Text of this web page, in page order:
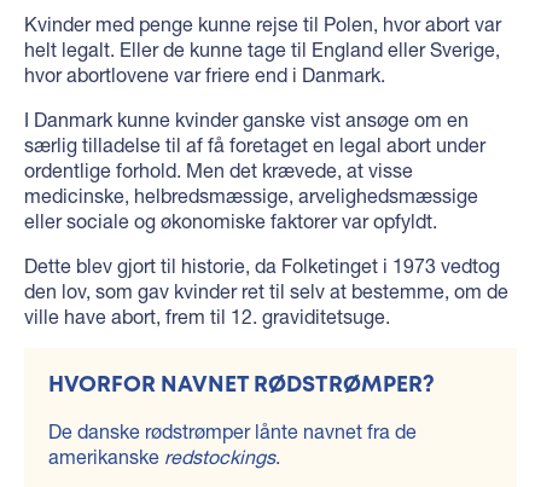
HVORFOR NAVNET RØDSTRØMPER?
De danske rødstrømper lånte navnet fra de
amerikanske redstockings.
Kvinder med penge kunne rejse til Polen, hvor abort var
helt legalt. Eller de kunne tage til England eller Sverige,
hvor abortlovene var friere end i Danmark.
I Danmark kunne kvinder ganske vist ansøge om en
særlig tilladelse til af få foretaget en legal abort under
ordentlige forhold. Men det krævede, at visse
medicinske, helbredsmæssige, arvelighedsmæssige
eller sociale og økonomiske faktorer var opfyldt.
Dette blev gjort til historie, da Folketinget i 1973 vedtog
den lov, som gav kvinder ret til selv at bestemme, om de
ville have abort, frem til 12. graviditetsuge.